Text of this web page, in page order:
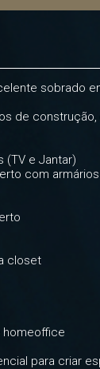
sobrado
de
(TV e Jantar)
com
closet
homeoffice
para criar